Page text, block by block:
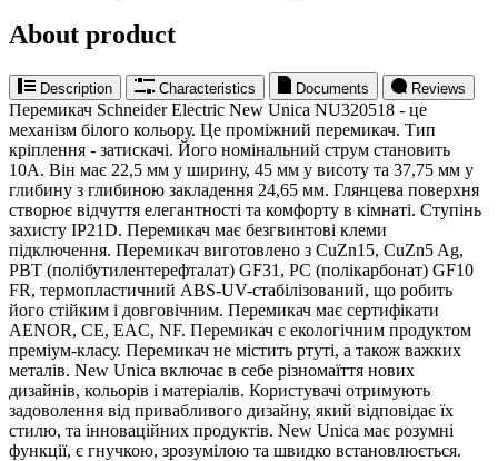
About product
Description Characteristics Documents Reviews
Перемикач Schneider Electric New Unica NU320518 - це
механізм білого кольору. Це проміжний перемикач. Тип
кріплення - затискачі. Його номінальний струм становить
10A. Він має 22,5 мм у ширину, 45 мм у висоту та 37,75 мм у
глибину з глибиною закладення 24,65 мм. Глянцева поверхня
створює відчуття елегантності та комфорту в кімнаті. Ступінь
захисту IP21D. Перемикач має безгвинтові клеми
підключення. Перемикач виготовлено з CuZn15, CuZn5 Ag,
PBT (полібутилентерефталат) GF31, PC (полікарбонат) GF10
FR, термопластичний ABS-UV-стабілізований, що робить
його стійким і довговічним. Перемикач має сертифікати
AENOR, CE, EAC, NF. Перемикач є екологічним продуктом
преміум-класу. Перемикач не містить ртуті, а також важких
металів. New Unica включає в себе різномаїття нових
дизайнів, кольорів і матеріалів. Користувачі отримують
задоволення від привабливого дизайну, який відповідає їх
стилю, та інноваційних продуктів. New Unica має розумні
функції, є гнучкою, зрозумілою та швидко встановлюється.